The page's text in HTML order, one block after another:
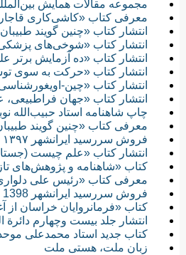
مجموعه مقالات همایش
معرفی کتاب «کاشی‌کاری
انتشار کتاب «چنين گويند
انتشار کتاب «شوخى‌های
انتشار کتاب «ده آزمايش برتر
انتشار کتاب «حرکت به سوی
انتشار کتاب «چین-
انتشار کتاب «جهان
چاپ شاهنامه استاد حبیب‌الله
معرفی کتاب «چنین گویند
فروش سررسید ایرانشهر ۱۳۹۷
انتشار کتاب «علم چیست
کتاب «شاهنامه و پژوهش‌های
معرفی کتاب «رئیس علی
فروش سررسید ایرانشهر 1398
کتاب «فرمانروایان خراسان از
انتشار جلد بیست وچهارم
کتاب جدید استاد محمدعلی
زبان ملت، هستی ملت